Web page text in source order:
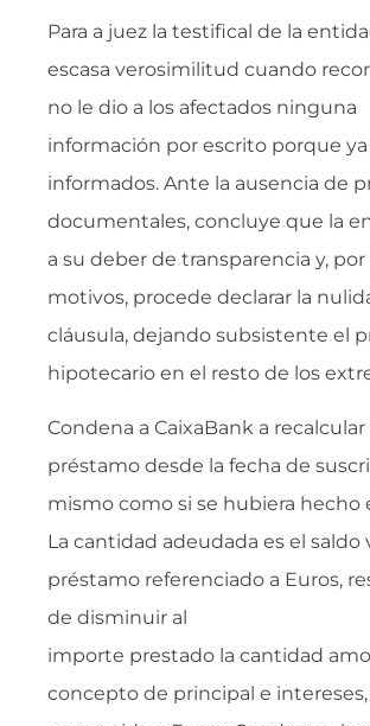
Para a juez la testifical de la
escasa verosimilitud cuando
no le dio a los afectados ninguna
información por escrito porque
informados. Ante la ausencia de
documentales, concluye que la
a su deber de transparencia y,
motivos, procede declarar la
cláusula, dejando subsistente el
hipotecario en el resto de los
Condena a CaixaBank a recalcular
préstamo desde la fecha de
mismo como si se hubiera hecho
La cantidad adeudada es el saldo
préstamo referenciado a Euros,
de disminuir al
importe prestado la cantidad
concepto de principal e